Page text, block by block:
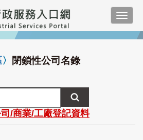
〉 閉鎖性公司名錄
司/商業/工廠登記資料